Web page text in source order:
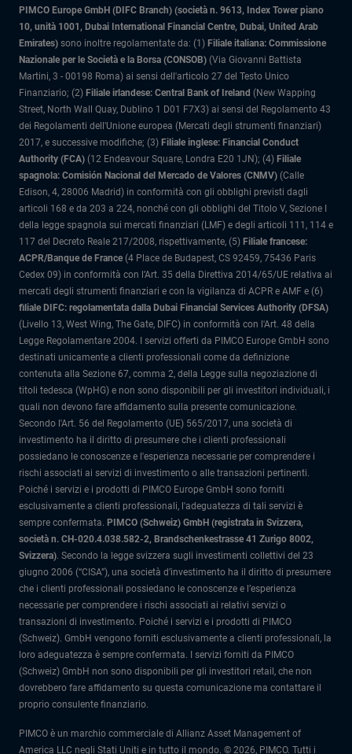
PIMCO Europe GmbH (DIFC Branch) (società n. 9613, Index Tower piano
10, unità 1001, Dubai International Financial Centre, Dubai, United Arab
Emirates) sono inoltre regolamentate da: (1) Filiale italiana: Commissione
Nazionale per le Società e la Borsa (CONSOB) (Via Giovanni Battista
Martini, 3 - 00198 Roma) ai sensi dell'articolo 27 del Testo Unico
Finanziario; (2) Filiale irlandese: Central Bank of Ireland (New Wapping
Street, North Wall Quay, Dublino 1 D01 F7X3) ai sensi del Regolamento 43
dei Regolamenti dell'Unione europea (Mercati degli strumenti finanziari)
2017, e successive modifiche; (3) Filiale inglese: Financial Conduct
Authority (FCA) (12 Endeavour Square, Londra E20 1JN); (4) Filiale
spagnola: Comisión Nacional del Mercado de Valores (CNMV) (Calle
Edison, 4, 28006 Madrid) in conformità con gli obblighi previsti dagli
articoli 168 e da 203 a 224, nonché con gli obblighi del Titolo V, Sezione I
della legge spagnola sui mercati finanziari (LMF) e degli articoli 111, 114 e
117 del Decreto Reale 217/2008, rispettivamente, (5) Filiale francese:
ACPR/Banque de France (4 Place de Budapest, CS 92459, 75436 Paris
Cedex 09) in conformità con l’Art. 35 della Direttiva 2014/65/UE relativa ai
mercati degli strumenti finanziari e con la vigilanza di ACPR e AMF e (6)
filiale DIFC: regolamentata dalla Dubai Financial Services Authority (DFSA)
(Livello 13, West Wing, The Gate, DIFC) in conformità con l'Art. 48 della
Legge Regolamentare 2004. I servizi offerti da PIMCO Europe GmbH sono
destinati unicamente a clienti professionali come da definizione
contenuta alla Sezione 67, comma 2, della Legge sulla negoziazione di
titoli tedesca (WpHG) e non sono disponibili per gli investitori individuali, i
quali non devono fare affidamento sulla presente comunicazione.
Secondo l'Art. 56 del Regolamento (UE) 565/2017, una società di
investimento ha il diritto di presumere che i clienti professionali
possiedano le conoscenze e l'esperienza necessarie per comprendere i
rischi associati ai servizi di investimento o alle transazioni pertinenti.
Poiché i servizi e i prodotti di PIMCO Europe GmbH sono forniti
esclusivamente a clienti professionali, l'adeguatezza di tali servizi è
sempre confermata. PIMCO (Schweiz) GmbH (registrata in Svizzera,
società n. CH-020.4.038.582-2, Brandschenkestrasse 41 Zurigo 8002,
Svizzera). Secondo la legge svizzera sugli investimenti collettivi del 23
giugno 2006 (“CISA”), una società d’investimento ha il diritto di presumere
che i clienti professionali possiedano le conoscenze e l’esperienza
necessarie per comprendere i rischi associati ai relativi servizi o
transazioni di investimento. Poiché i servizi e i prodotti di PIMCO
(Schweiz). GmbH vengono forniti esclusivamente a clienti professionali, la
loro adeguatezza è sempre confermata.
I servizi forniti da PIMCO
(Schweiz) GmbH non sono disponibili per gli investitori retail, che non
dovrebbero fare affidamento su questa comunicazione ma contattare il
proprio consulente finanziario.
PIMCO è un marchio commerciale di Allianz Asset Management of
America LLC negli Stati Uniti e in tutto il mondo. © 2026, PIMCO. Tutti i